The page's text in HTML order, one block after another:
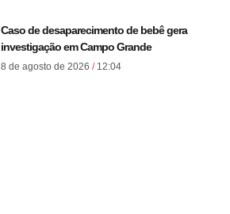
Caso de desaparecimento de bebê gera
investigação em Campo Grande
8 de agosto de 2026 12:04